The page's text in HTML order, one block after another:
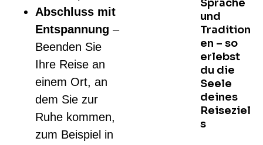
Abschluss mit
Entspannung –
Beenden Sie
Ihre Reise an
einem Ort, an
dem Sie zur
Ruhe kommen,
zum Beispiel in
Sprache
und
Tradition
en – so
erlebst
du die
Seele
deines
Reiseziel
s